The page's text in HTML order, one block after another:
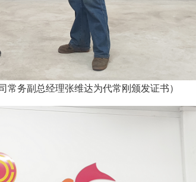
达为代常刚颁发证书）